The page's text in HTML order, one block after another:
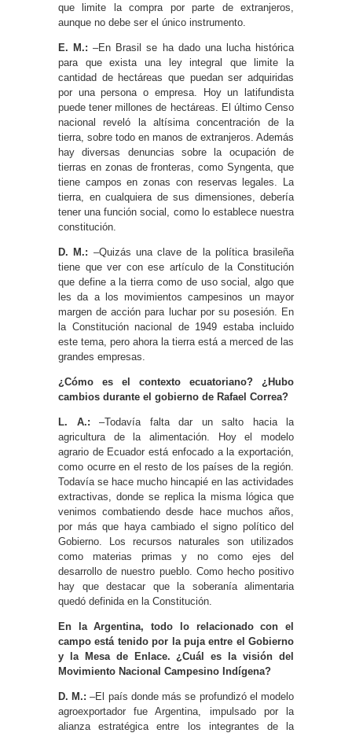
que limite la compra por parte de extranjeros,
aunque no debe ser el único instrumento.
E. M.: –En Brasil se ha dado una lucha histórica
para que exista una ley integral que limite la
cantidad de hectáreas que puedan ser adquiridas
por una persona o empresa. Hoy un latifundista
puede tener millones de hectáreas. El último Censo
nacional reveló la altísima concentración de la
tierra, sobre todo en manos de extranjeros. Además
hay diversas denuncias sobre la ocupación de
tierras en zonas de fronteras, como Syngenta, que
tiene campos en zonas con reservas legales. La
tierra, en cualquiera de sus dimensiones, debería
tener una función social, como lo establece nuestra
constitución.
D. M.: –Quizás una clave de la política brasileña
tiene que ver con ese artículo de la Constitución
que define a la tierra como de uso social, algo que
les da a los movimientos campesinos un mayor
margen de acción para luchar por su posesión. En
la Constitución nacional de 1949 estaba incluido
este tema, pero ahora la tierra está a merced de las
grandes empresas.
¿Cómo es el contexto ecuatoriano? ¿Hubo
cambios durante el gobierno de Rafael Correa?
L. A.: –Todavía falta dar un salto hacia la
agricultura de la alimentación. Hoy el modelo
agrario de Ecuador está enfocado a la exportación,
como ocurre en el resto de los países de la región.
Todavía se hace mucho hincapié en las actividades
extractivas, donde se replica la misma lógica que
venimos combatiendo desde hace muchos años,
por más que haya cambiado el signo político del
Gobierno. Los recursos naturales son utilizados
como materias primas y no como ejes del
desarrollo de nuestro pueblo. Como hecho positivo
hay que destacar que la soberanía alimentaria
quedó definida en la Constitución.
En la Argentina, todo lo relacionado con el
campo está tenido por la puja entre el Gobierno
y la Mesa de Enlace. ¿Cuál es la visión del
Movimiento Nacional Campesino Indígena?
D. M.: –El país donde más se profundizó el modelo
agroexportador fue Argentina, impulsado por la
alianza estratégica entre los integrantes de la